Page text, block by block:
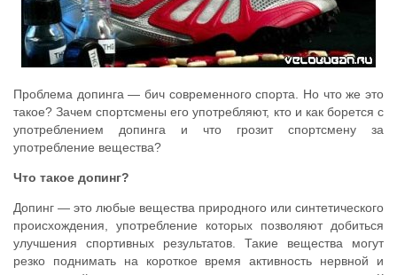
Проблема допинга — бич современного спорта. Но что же это
такое? Зачем спортсмены его употребляют, кто и как борется с
употреблением допинга и что грозит спортсмену за
употребление вещества?
Что такое допинг?
Допинг — это любые вещества природного или синтетического
происхождения, употребление которых позволяют добиться
улучшения спортивных результатов. Такие вещества могут
резко поднимать на короткое время активность нервной и